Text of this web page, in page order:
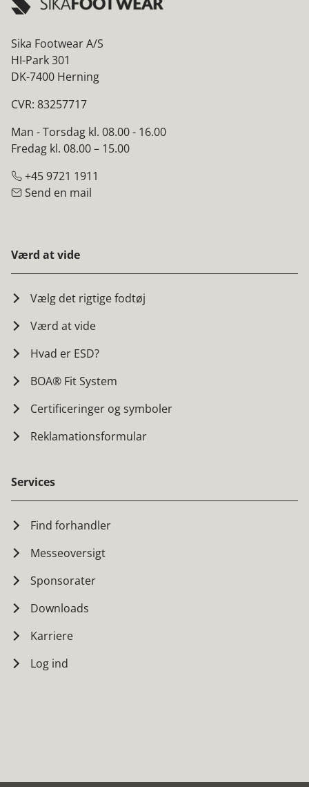
Sika Footwear A/S
HI-Park 301
DK-7400 Herning
CVR: 83257717
Man - Torsdag kl. 08.00 - 16.00
Fredag kl. 08.00 – 15.00
+45 9721 1911
Send en mail
Værd at vide
Vælg det rigtige fodtøj
Værd at vide
Hvad er ESD?
BOA® Fit System
Certificeringer og symboler
Reklamationsformular
Services
Find forhandler
Messeoversigt
Sponsorater
Downloads
Karriere
Log ind